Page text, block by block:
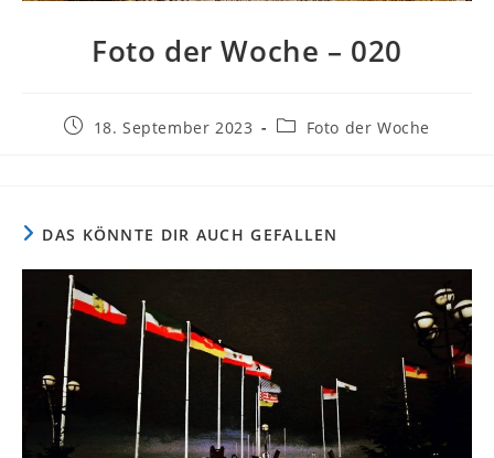
Foto der Woche – 020
Beitrag18. September 2023
Beitrags-
Foto der Woche
DAS KÖNNTE DIR AUCH GEFALLEN